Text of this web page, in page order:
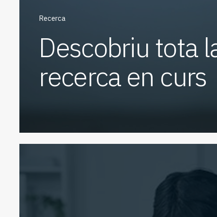
Recerca
Descobriu tota
recerca en curs